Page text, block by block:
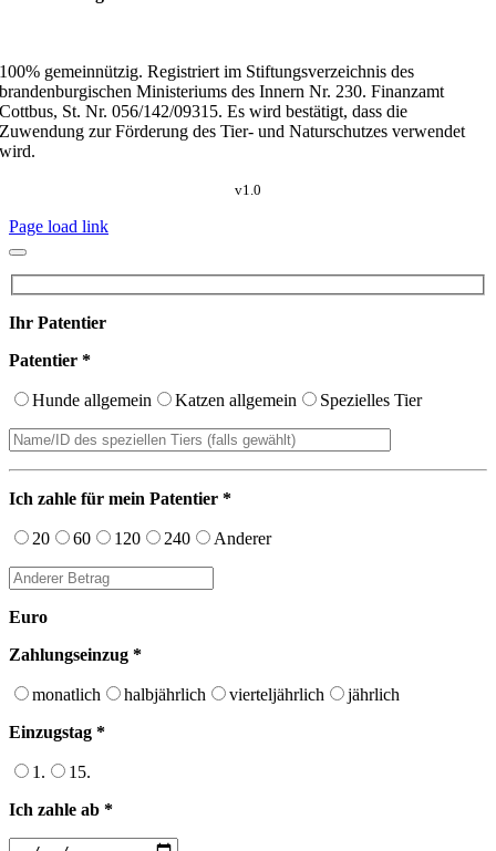
100% gemeinnützig. Registriert im Stiftungsverzeichnis des
brandenburgischen Ministeriums des Innern Nr. 230. Finanzamt
Cottbus, St. Nr. 056/142/09315. Es wird bestätigt, dass die
Zuwendung zur Förderung des Tier- und Naturschutzes verwendet
wird.
v1.0
Page load link
Ihr Patentier
Patentier *
Hunde allgemein Katzen allgemein Spezielles Tier
Ich zahle für mein Patentier *
20 60 120 240 Anderer
Euro
Zahlungseinzug *
monatlich halbjährlich vierteljährlich
jährlich
Einzugstag *
1.
15.
Ich zahle ab *